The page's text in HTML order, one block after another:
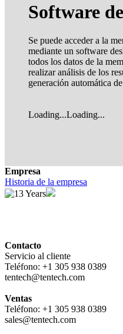
Software
Se puede acceder a la
mediante un software
todos los datos de la
realizar análisis de los
generación automática
Loading...Loading...
Empresa
Historia de la empresa
Contacto
Servicio al cliente
Teléfono: +1 305 938 0389
tentech@tentech.com
Ventas
Teléfono: +1 305 938 0389
sales@tentech.com